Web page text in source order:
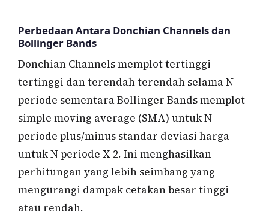
Perbedaan Antara Donchian Channels dan
Bollinger Bands
Donchian Channels memplot tertinggi
tertinggi dan terendah terendah selama N
periode sementara Bollinger Bands memplot
simple moving average (SMA) untuk N
periode plus/minus standar deviasi harga
untuk N periode X 2. Ini menghasilkan
perhitungan yang lebih seimbang yang
mengurangi dampak cetakan besar tinggi
atau rendah.